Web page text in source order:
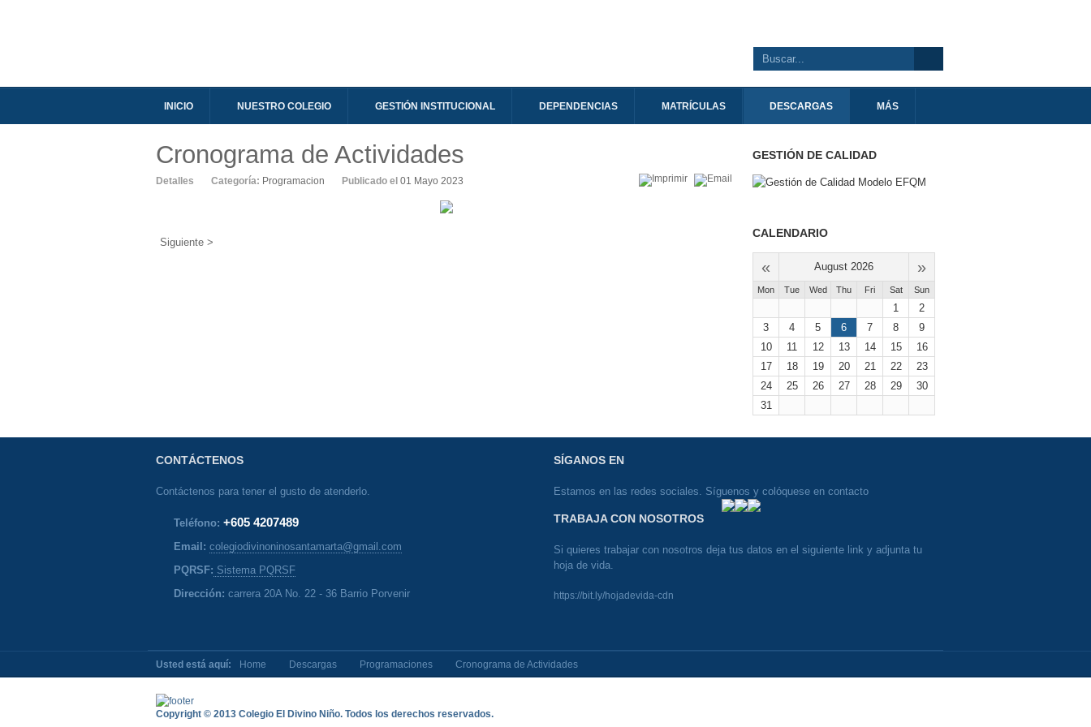
INICIO NUESTRO COLEGIO GESTIÓN INSTITUCIONAL DEPENDENCIAS MATRÍCULAS DESCARGAS MÁS
Cronograma de Actividades
Detalles Categoría: Programacion Publicado el 01 Mayo 2023
Siguiente >
GESTIÓN DE CALIDAD
CALENDARIO
« August 2026 »
Mon Tue Wed Thu Fri Sat Sun
1
2
3
4 5 6 7 8
9
10
11 12 13 14 15
16
17
18 19 20 21 22
23
24
25 26 27 28 29
30
31
CONTÁCTENOS
Contáctenos para tener el gusto de atenderlo.
Teléfono: +605 4207489
Email: colegiodivinoninosantamarta@gmail.com
PQRSF: Sistema PQRSF
Dirección: carrera 20A No. 22 - 36 Barrio Porvenir
SÍGANOS EN
Estamos en las redes sociales. Síguenos y colóquese en contacto
TRABAJA CON NOSOTROS
Si quieres trabajar con nosotros deja tus datos en el siguiente link y adjunta tu
hoja de vida.
https://bit.ly/hojadevida-cdn
Usted está aquí: Home Descargas Programaciones Cronograma de Actividades
Copyright © 2013 Colegio El Divino Niño. Todos los derechos reservados.